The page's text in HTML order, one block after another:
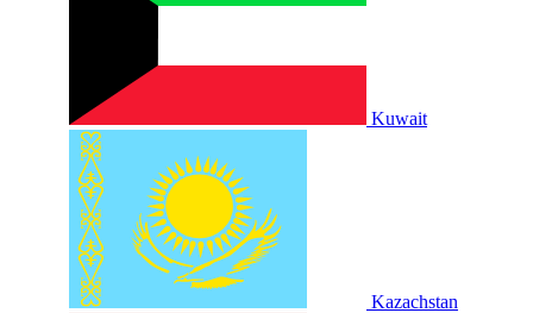
Kuwait
Kazachstan